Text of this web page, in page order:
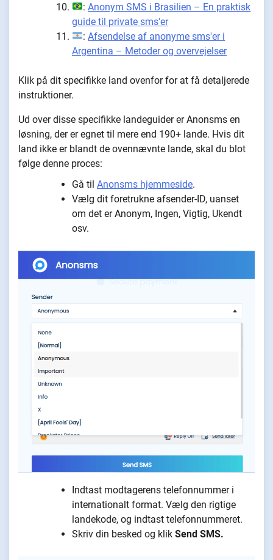
:Anonym SMS i Brasilien – En praktisk
guide til private sms'er
:Afsendelse af anonyme sms'er i
Argentina – Metoder og overvejelser
Klik på dit specifikke land ovenfor for at få detaljerede
instruktioner.
Ud over disse specifikke landeguider er Anonsms en
løsning, der er egnet til mere end 190+ lande. Hvis dit
land ikke er blandt de ovennævnte lande, skal du blot
følge denne proces:
Gå til Anonsms hjemmeside.
Vælg dit foretrukne afsender-ID, uanset
om det er Anonym, Ingen, Vigtig, Ukendt
osv.
Indtast modtagerens telefonnummer i
internationalt format. Vælg den rigtige
landekode, og indtast telefonnummeret.
Skriv din besked og klik Send SMS.